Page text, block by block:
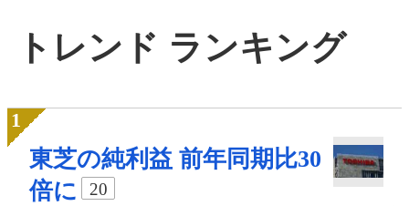
トレンド ランキング
東芝の純利益 前年同期比30
倍に
20